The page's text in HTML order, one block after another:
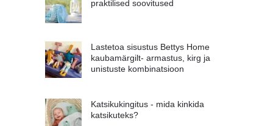
praktilised soovitused
Lastetoa sisustus Bettys Home
kaubamärgilt- armastus, kirg ja
unistuste kombinatsioon
Katsikukingitus - mida kinkida
katsikuteks?